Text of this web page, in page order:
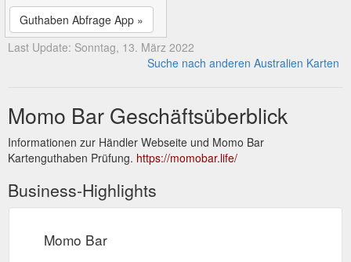
Guthaben Abfrage App »
Last Update: Sonntag, 13. März 2022
Suche nach anderen Australien Karten
Momo Bar Geschäftsüberblick
Informationen zur Händler Webseite und Momo Bar
Kartenguthaben Prüfung. https://momobar.life/
Business-Highlights
Momo Bar